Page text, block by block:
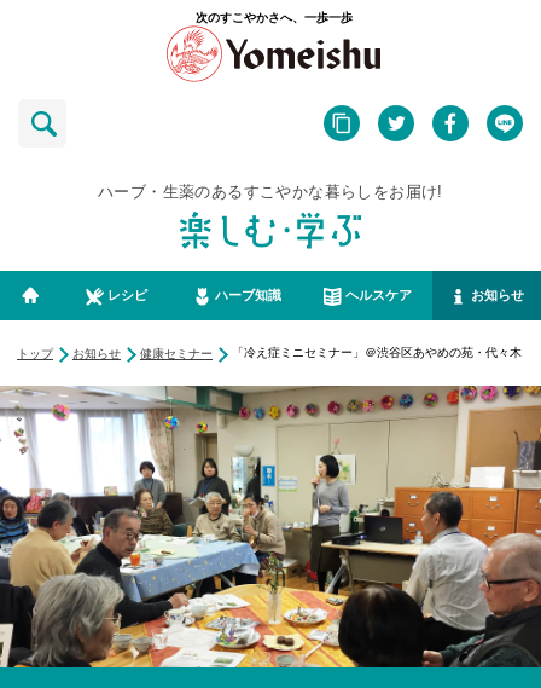
次のすこやかさへ、一歩一歩
ハーブ・生薬のあるすこやかな暮らしをお届け!
レシピ ハーブ知識 ヘルスケア お知らせ
トップ お知らせ 健康セミナー 「冷え症ミニセミナー」＠渋谷区あやめの苑・代々木